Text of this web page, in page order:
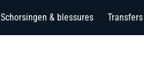
Schorsingen & blessures Transfers